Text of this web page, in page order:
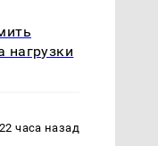
нагрузки
22 часа назад